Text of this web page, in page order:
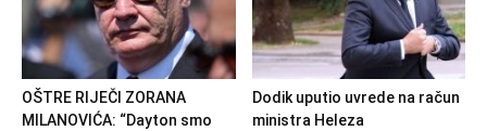
OŠTRE RIJEČI ZORANA
MILANOVIĆA: “Dayton smo
Dodik uputio uvrede na račun
ministra Heleza